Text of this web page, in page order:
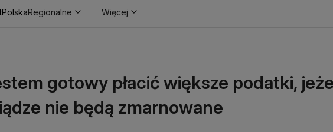
PolskaRegionalne Więcej
gotowy płacić większe podatki,
nie będą zmarnowane